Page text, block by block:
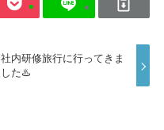
社内研修旅行に行ってきま
した♨️